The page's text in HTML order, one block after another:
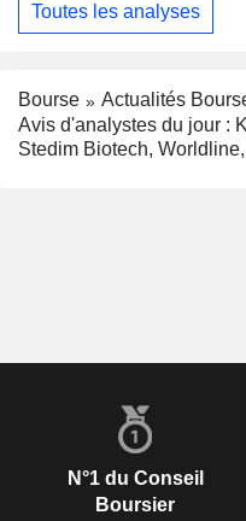
Toutes les analyses
Bourse
Actualités
Avis d'analystes du jour :
Stedim Biotech,
N°1 du Conseil
Boursier